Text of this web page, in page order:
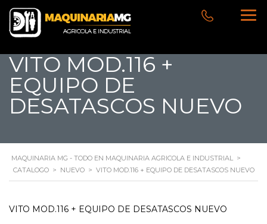
VITO MOD.116 +
EQUIPO DE
DESATASCOS NUEVO
MAQUINARIA MG - TODO EN MAQUINARIA AGRICOLA E INDUSTRIAL >
CATALOGO > NUEVO > VITO MOD.116 + EQUIPO DE DESATASCOS NUEVO
VITO MOD.116 + EQUIPO DE DESATASCOS NUEVO